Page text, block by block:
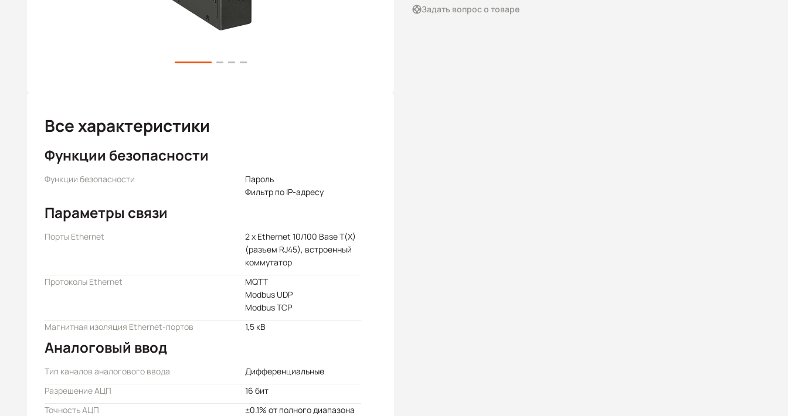
Задать вопрос о товаре
Все характеристики
Функции безопасности
Функции безопасности
Пароль
Фильтр по IP-адресу
Параметры связи
Порты Ethernet
2 x Ethernet 10/100 Base T(X)
(разъем RJ45), встроенный
коммутатор
Протоколы Ethernet
MQTT
Modbus UDP
Modbus TCP
Магнитная изоляция Ethernet-портов
1,5 кВ
Аналоговый ввод
Тип каналов аналогового ввода
Дифференциальные
Разрешение АЦП
16 бит
Точность АЦП
±0.1% от полного диапазона